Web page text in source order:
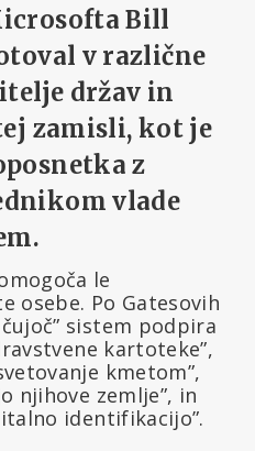
Bill
v različne
držav in
zamisli, kot je
z
vlade
le
osebe. Po Gatesovih
sistem podpira
kartoteke”,
kmetom”,
njihove zemlje”, in
identifikacijo”.